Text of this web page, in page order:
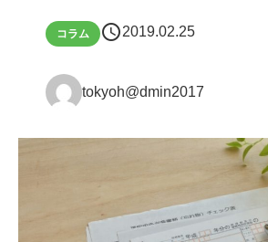
コラム schedule2019.02.25
tokyoh@dmin2017